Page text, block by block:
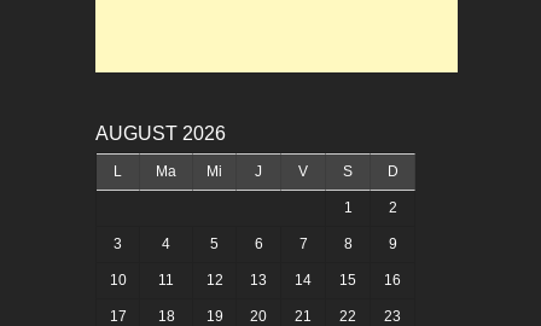
AUGUST 2026
L Ma Mi J V S D
1 2
3 4 5 6 7 8 9
10 11 12 13 14 15 16
17 18 19 20 21 22 23